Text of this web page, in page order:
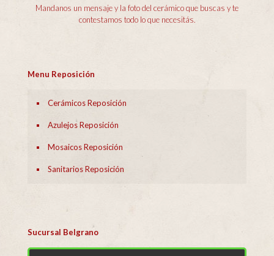
Mandanos un mensaje y la foto del cerámico que buscas y te
contestamos todo lo que necesitás.
Menu Reposición
Cerámicos Reposición
Azulejos Reposición
Mosaicos Reposición
Sanitarios Reposición
Sucursal Belgrano